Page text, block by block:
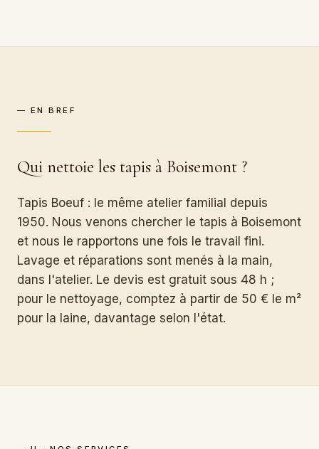
— EN BREF
Qui nettoie les tapis à Boisemont ?
Tapis Boeuf : le même atelier familial depuis
1950. Nous venons chercher le tapis à Boisemont
et nous le rapportons une fois le travail fini.
Lavage et réparations sont menés à la main,
dans l'atelier. Le devis est gratuit sous 48 h ;
pour le nettoyage, comptez à partir de 50 € le m²
pour la laine, davantage selon l'état.